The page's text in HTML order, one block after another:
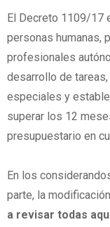
El Decreto 1109/17
personas humanas,
profesionales
desarrollo de
especiales y
superar los 12
presupuestario en
En los
parte, la
a revisar todas